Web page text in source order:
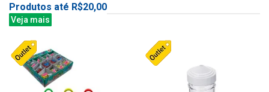
Produtos até R$20,00
Veja mais